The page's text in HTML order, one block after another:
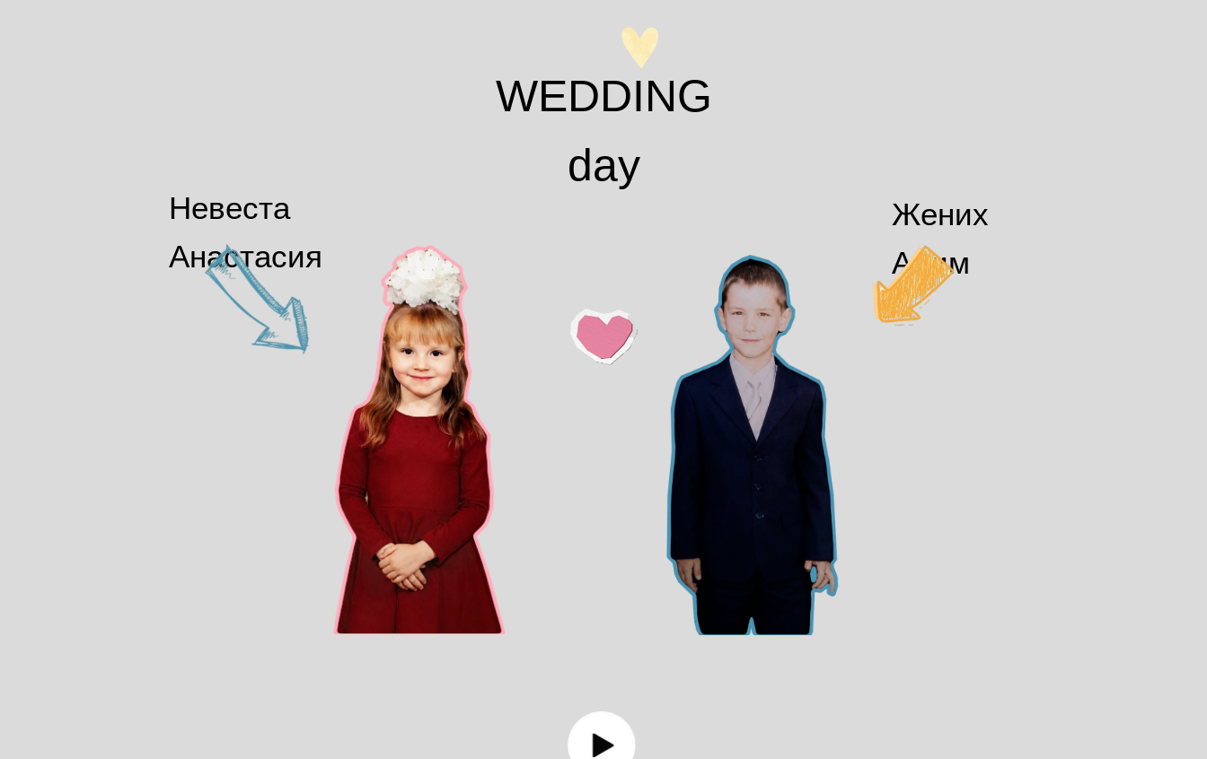
Жених
Алим
Невеста
Анастасия
WEDDING
day